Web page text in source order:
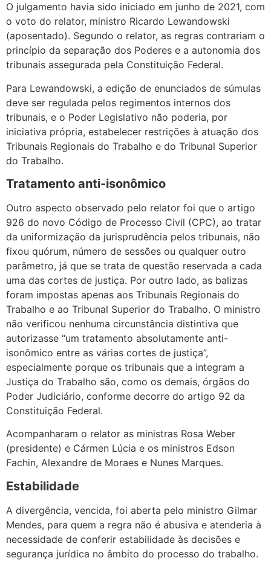
O julgamento havia sido iniciado em junho de 2021, com
o voto do relator, ministro Ricardo Lewandowski
(aposentado). Segundo o relator, as regras contrariam o
princípio da separação dos Poderes e a autonomia dos
tribunais assegurada pela Constituição Federal.
Para Lewandowski, a edição de enunciados de súmulas
deve ser regulada pelos regimentos internos dos
tribunais, e o Poder Legislativo não poderia, por
iniciativa própria, estabelecer restrições à atuação dos
Tribunais Regionais do Trabalho e do Tribunal Superior
do Trabalho.
Tratamento anti-isonômico
Outro aspecto observado pelo relator foi que o artigo
926 do novo Código de Processo Civil (CPC), ao tratar
da uniformização da jurisprudência pelos tribunais, não
fixou quórum, número de sessões ou qualquer outro
parâmetro, já que se trata de questão reservada a cada
uma das cortes de justiça. Por outro lado, as balizas
foram impostas apenas aos Tribunais Regionais do
Trabalho e ao Tribunal Superior do Trabalho. O ministro
não verificou nenhuma circunstância distintiva que
autorizasse “um tratamento absolutamente anti-
isonômico entre as várias cortes de justiça”,
especialmente porque os tribunais que a integram a
Justiça do Trabalho são, como os demais, órgãos do
Poder Judiciário, conforme decorre do artigo 92 da
Constituição Federal.
Acompanharam o relator as ministras Rosa Weber
(presidente) e Cármen Lúcia e os ministros Edson
Fachin, Alexandre de Moraes e Nunes Marques.
Estabilidade
A divergência, vencida, foi aberta pelo ministro Gilmar
Mendes, para quem a regra não é abusiva e atenderia à
necessidade de conferir estabilidade às decisões e
segurança jurídica no âmbito do processo do trabalho.